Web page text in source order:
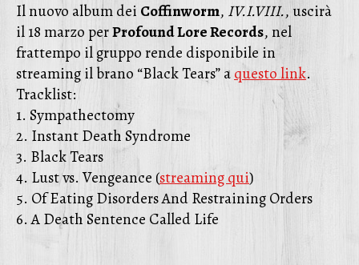
Il nuovo album dei Coffinworm, IV.I.VIII., uscirà
il 18 marzo perProfound Lore Records, nel
frattempo il gruppo rende disponibile in
streaming il brano “Black Tears” aquesto link.
Tracklist:
1. Sympathectomy
2. Instant Death Syndrome
3. Black Tears
4. Lust vs. Vengeance (streaming qui)
5. Of Eating Disorders And Restraining Orders
6. A Death Sentence Called Life